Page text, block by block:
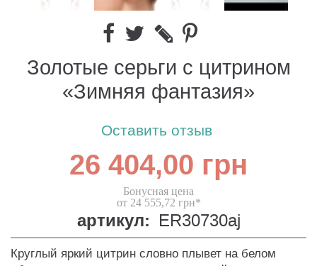
Золотые серьги с цитрином
«Зимняя фантазия»
Оставить отзыв
26 404,00 грн
Бонусная цена
от 24 555,72 грн*
артикул: ER30730aj
Круглый яркий цитрин словно плывет на белом